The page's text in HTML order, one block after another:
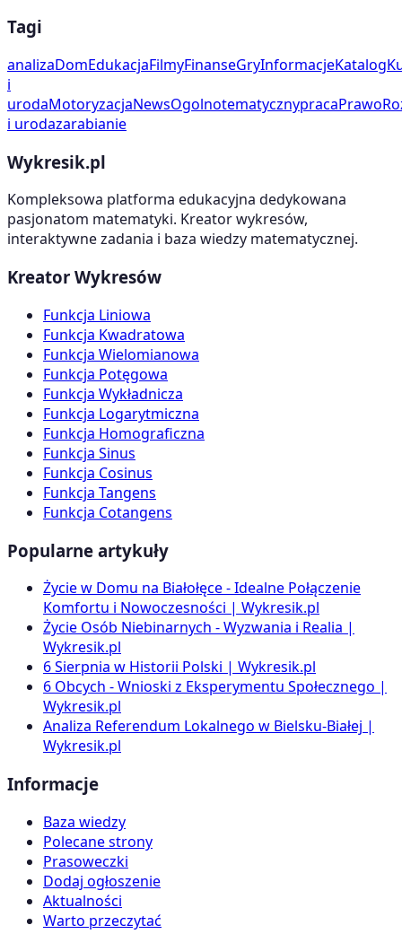
Tagi
analizaDomEdukacjaFilmyFinanseGryInformacjeKatalog
i
urodaMotoryzacjaNewsOgolnotematycznypracaPrawo
i urodazarabianie
Wykresik.pl
Kompleksowa platforma edukacyjna dedykowana
pasjonatom matematyki. Kreator wykresów,
interaktywne zadania i baza wiedzy matematycznej.
Kreator Wykresów
Funkcja Liniowa
Funkcja Kwadratowa
Funkcja Wielomianowa
Funkcja Potęgowa
Funkcja Wykładnicza
Funkcja Logarytmiczna
Funkcja Homograficzna
Funkcja Sinus
Funkcja Cosinus
Funkcja Tangens
Funkcja Cotangens
Popularne artykuły
Życie w Domu na Białołęce - Idealne Połączenie
Komfortu i Nowoczesności | Wykresik.pl
Życie Osób Niebinarnych - Wyzwania i Realia |
Wykresik.pl
6 Sierpnia w Historii Polski | Wykresik.pl
6 Obcych - Wnioski z Eksperymentu Społecznego |
Wykresik.pl
Analiza Referendum Lokalnego w Bielsku-Białej |
Wykresik.pl
Informacje
Baza wiedzy
Polecane strony
Prasoweczki
Dodaj ogłoszenie
Aktualności
Warto przeczytać